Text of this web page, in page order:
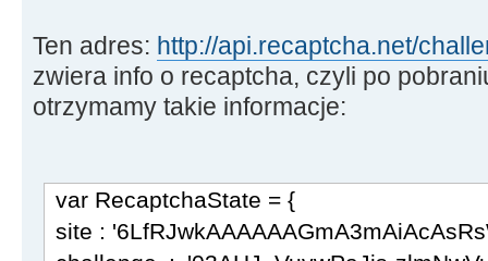
Ten adres: http://api.recaptcha.net/
zwiera info o recaptcha, czyli po
otrzymamy takie informacje:
var RecaptchaState = {
site :